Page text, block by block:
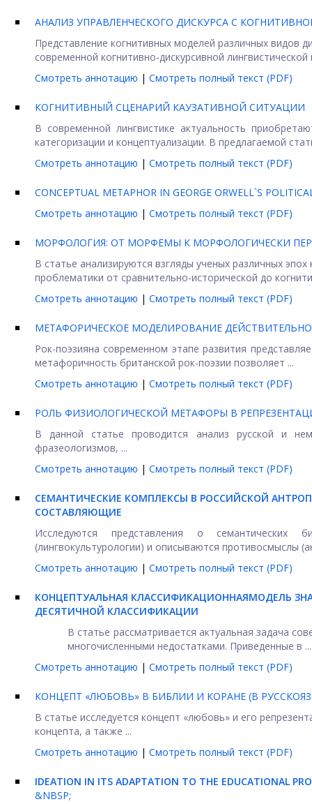
АНАЛИЗ УПРАВЛЕНЧЕСКОГО ДИСКУРСА С
Представление когнитивных моделей различных видов
современной когнитивно-дискурсивной
Смотреть аннотацию | Смотреть полный текст (PDF)
КОГНИТИВНЫЙ СЦЕНАРИЙ КАУЗАТИВНОЙ СИТУАЦИИ
В современной лингвистике актуальность
категоризации и концептуализации. В предлагаемой
Смотреть аннотацию | Смотреть полный текст (PDF)
CONCEPTUAL METAPHOR IN GEORGE ORWELL`S
Смотреть аннотацию | Смотреть полный текст (PDF)
МОРФОЛОГИЯ: ОТ МОРФЕМЫ К МОРФОЛОГИЧЕСКИ
В статье анализируются взгляды ученых различных
проблематики от сравнительно-исторической до
Смотреть аннотацию | Смотреть полный текст (PDF)
МЕТАФОРИЧЕСКОЕ МОДЕЛИРОВАНИЕ
Рок-поэзияна современном этапе развития
метафоричность британской рок-поэзии позволяет ...
Смотреть аннотацию | Смотреть полный текст (PDF)
РОЛЬ ФИЗИОЛОГИЧЕСКОЙ МЕТАФОРЫ В
В данной статье проводится анализ русской и
фразеологизмов, ...
Смотреть аннотацию | Смотреть полный текст (PDF)
СЕМАНТИЧЕСКИЕ КОМПЛЕКСЫ В РОССИЙСКОЙ
СОСТАВЛЯЮЩИЕ
Исследуются представления о семантических
(лингвокультурологии) и описываются противосмыслы
Смотреть аннотацию | Смотреть полный текст (PDF)
КОНЦЕПТУАЛЬНАЯ КЛАССИФИКАЦИОННАЯМОДЕЛЬ
ДЕСЯТИЧНОЙ КЛАССИФИКАЦИИ
В статье рассматривается актуальная задача
многочисленными недостатками. Приведенные в ...
Смотреть аннотацию | Смотреть полный текст (PDF)
КОНЦЕПТ «ЛЮБОВЬ» В БИБЛИИ И КОРАНЕ (В
В статье исследуется концепт «любовь» и его
концепта, а также ...
Смотреть аннотацию | Смотреть полный текст (PDF)
IDEATION IN ITS ADAPTATION TO THE EDUCATIONAL
&NBSP;